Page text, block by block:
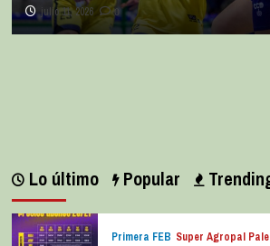
Lo último Popular
Primera FEB Super Agropal